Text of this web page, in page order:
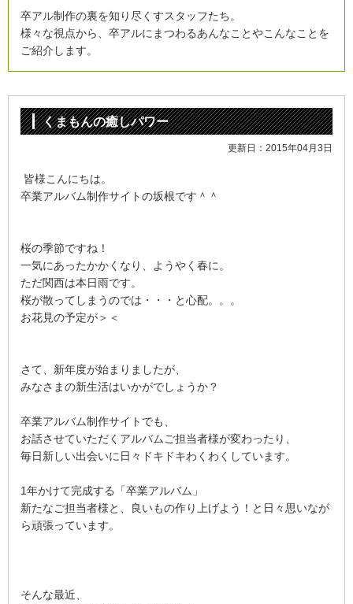
卒アル制作の裏を知り尽くすスタッフたち。
様々な視点から、卒アルにまつわるあんなことやこんなことを
ご紹介します。
くまもんの癒しパワー
更新日：2015年04月3日
皆様こんにちは。
卒業アルバム制作サイトの坂根です＾＾
桜の季節ですね！
一気にあったかかくなり、ようやく春に。
ただ関西は本日雨です。
桜が散ってしまうのでは・・・と心配。。。
お花見の予定が＞＜
さて、新年度が始まりましたが、
みなさまの新生活はいかがでしょうか？
卒業アルバム制作サイトでも、
お話させていただくアルバムご担当者様が変わったり、
毎日新しい出会いに日々ドキドキわくわくしています。
1年かけて完成する「卒業アルバム」
新たなご担当者様と、良いもの作り上げよう！と日々思いなが
ら頑張っています。
そんな最近、